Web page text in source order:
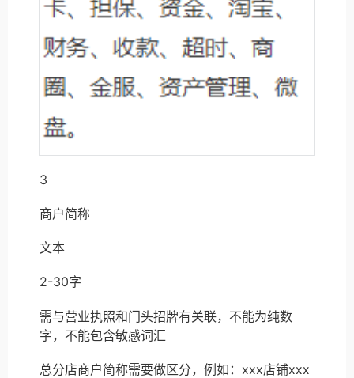
3
商户简称
文本
2-30字
需与营业执照和门头招牌有关联，不能为纯数
字，不能包含敏感词汇
总分店商户简称需要做区分，例如：xxx店铺xxx